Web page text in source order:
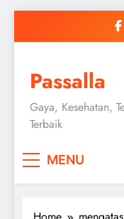
Passalla
Gaya, Kesehatan,
Terbaik
MENU